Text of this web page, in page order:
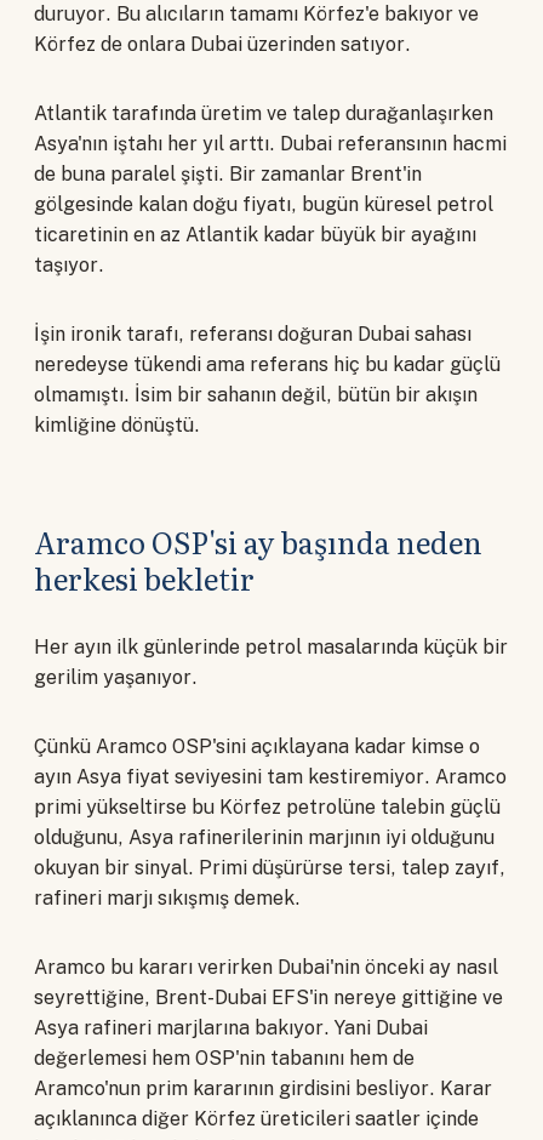
duruyor. Bu alıcıların tamamı Körfez'e bakıyor ve
Körfez de onlara Dubai üzerinden satıyor.
Atlantik tarafında üretim ve talep durağanlaşırken
Asya'nın iştahı her yıl arttı. Dubai referansının hacmi
de buna paralel şişti. Bir zamanlar Brent'in
gölgesinde kalan doğu fiyatı, bugün küresel petrol
ticaretinin en az Atlantik kadar büyük bir ayağını
taşıyor.
İşin ironik tarafı, referansı doğuran Dubai sahası
neredeyse tükendi ama referans hiç bu kadar güçlü
olmamıştı. İsim bir sahanın değil, bütün bir akışın
kimliğine dönüştü.
Aramco OSP'si ay başında neden
herkesi bekletir
Her ayın ilk günlerinde petrol masalarında küçük bir
gerilim yaşanıyor.
Çünkü Aramco OSP'sini açıklayana kadar kimse o
ayın Asya fiyat seviyesini tam kestiremiyor. Aramco
primi yükseltirse bu Körfez petrolüne talebin güçlü
olduğunu, Asya rafinerilerinin marjının iyi olduğunu
okuyan bir sinyal. Primi düşürürse tersi, talep zayıf,
rafineri marjı sıkışmış demek.
Aramco bu kararı verirken Dubai'nin önceki ay nasıl
seyrettiğine, Brent-Dubai EFS'in nereye gittiğine ve
Asya rafineri marjlarına bakıyor. Yani Dubai
değerlemesi hem OSP'nin tabanını hem de
Aramco'nun prim kararının girdisini besliyor. Karar
açıklanınca diğer Körfez üreticileri saatler içinde